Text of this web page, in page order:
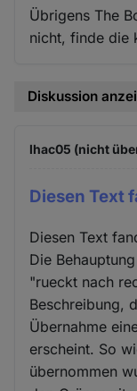
Übrigens The
nicht, finde die
Diskussion
lhac05 (nicht
Diesen Text
Diesen Text
Die
"rueckt nach
Beschreibung,
Übernahme
erscheint. So
übernommen